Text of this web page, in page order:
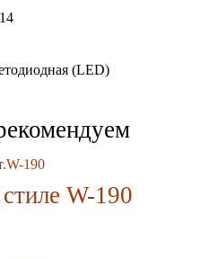
и ресторанов
(LED)
W-190